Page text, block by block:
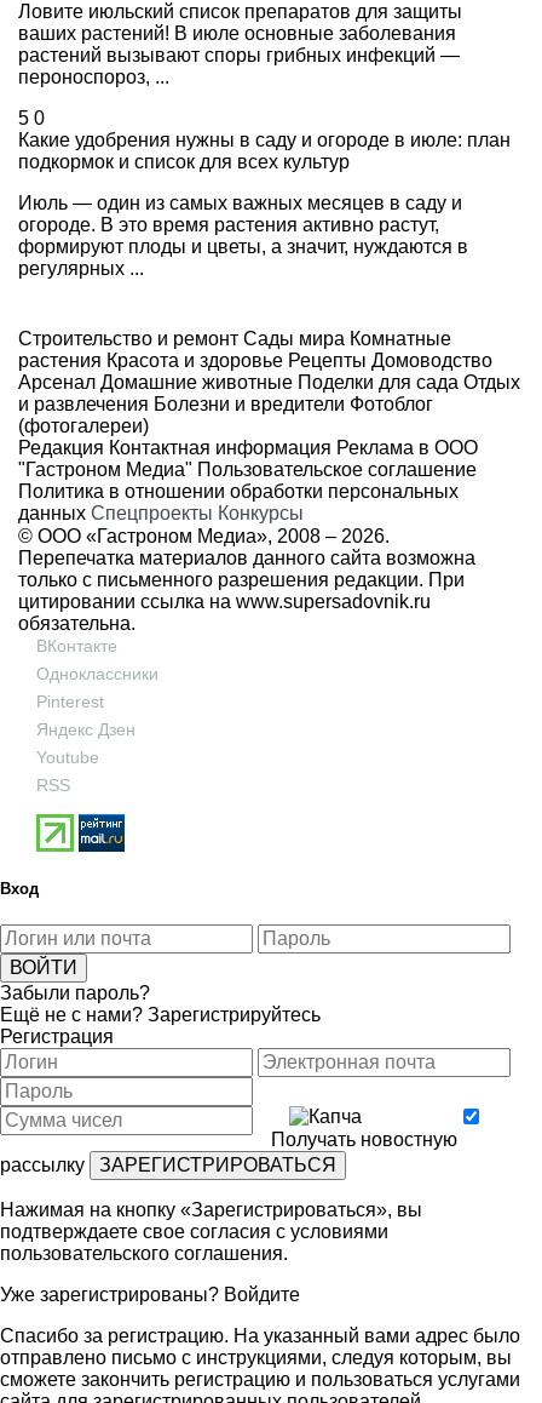
Ловите июльский список препаратов для защиты
ваших растений! В июле основные заболевания
растений вызывают споры грибных инфекций —
пероноспороз, ...
5 0
Какие удобрения нужны в саду и огороде в июле: план
подкормок и список для всех культур
Июль — один из самых важных месяцев в саду и
огороде. В это время растения активно растут,
формируют плоды и цветы, а значит, нуждаются в
регулярных ...
Строительство и ремонт Сады мира Комнатные
растения Красота и здоровье Рецепты Домоводство
Арсенал Домашние животные Поделки для сада Отдых
и развлечения Болезни и вредители Фотоблог
(фотогалереи)
Редакция Контактная информация Реклама в ООО
"Гастроном Медиа" Пользовательское соглашение
Политика в отношении обработки персональных
данных Спецпроекты Конкурсы
© ООО «Гастроном Медиа», 2008 – 2026.
Перепечатка материалов данного сайта возможна
только с письменного разрешения редакции. При
цитировании ссылка на www.supersadovnik.ru
обязательна.
ВКонтакте
Одноклассники
Pinterest
Яндекс Дзен
Youtube
RSS
Вход
Забыли пароль?
Ещё не с нами? Зарегистрируйтесь
Регистрация
Получать новостную
рассылку
Нажимая на кнопку «Зарегистрироваться», вы
подтверждаете свое согласия с условиями
пользовательского соглашения.
Уже зарегистрированы? Войдите
Спасибо за регистрацию. На указанный вами адрес было
отправлено письмо с инструкциями, следуя которым, вы
сможете закончить регистрацию и пользоваться услугами